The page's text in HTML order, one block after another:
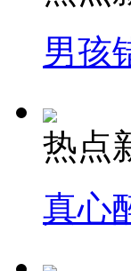
男孩
热点
真心